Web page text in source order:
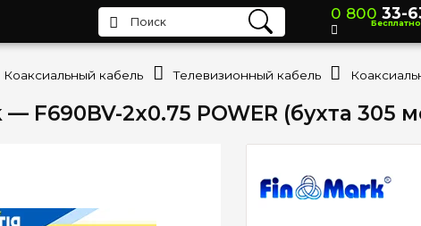
F690BV-2x0.75 POWER (бухта 305
0 800 33-
Бесплатно
Коаксиальный кабель Телевизионный кабель